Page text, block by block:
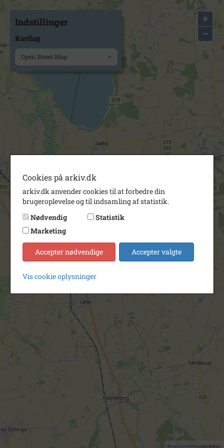
+
−
© OpenStreetMapcontributors.
Indstillinger
Kortlag
Open Street Map
Cookies på arkiv.dk
arkiv.dk anvender cookies til at forbedre din
brugeroplevelse og til indsamling af statistik.
Nødvendig
Statistik
Marketing
Accepter nødvendige Accepter valgte
Vis cookie oplysninger